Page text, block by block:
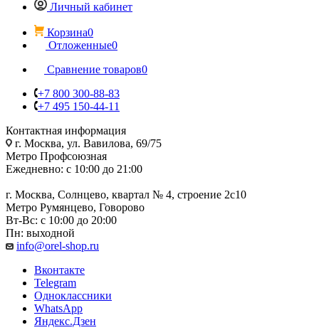
Личный кабинет
Корзина0
Отложенные0
Сравнение товаров0
+7 800 300-88-83
+7 495 150-44-11
Контактная информация
г. Москва, ул. Вавилова, 69/75
Метро Профсоюзная
Ежедневно: с 10:00 до 21:00
г. Москва, Солнцево, квартал № 4, строение 2с10
Метро Румянцево, Говорово
Вт-Вс: с 10:00 до 20:00
Пн: выходной
info@orel-shop.ru
Вконтакте
Telegram
Одноклассники
WhatsApp
Яндекс.Дзен